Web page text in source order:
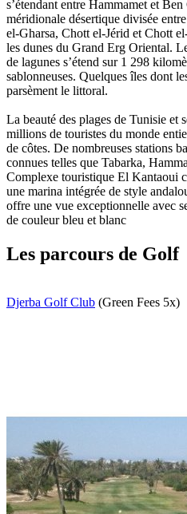
s’étendant entre Hammamet et
méridionale désertique divisée
el-Gharsa, Chott el-Jérid et Chott
les dunes du Grand Erg Oriental.
de lagunes s’étend sur 1 298
sablonneuses. Quelques îles dont
parsèment le littoral.
La beauté des plages de Tunisie et
millions de touristes du monde
de côtes. De nombreuses stations
connues telles que Tabarka,
Complexe touristique El Kantaoui
une marina intégrée de style
offre une vue exceptionnelle avec
de couleur bleu et blanc
Les parcours de Golf
Djerba Golf Club (Green Fees 5x)